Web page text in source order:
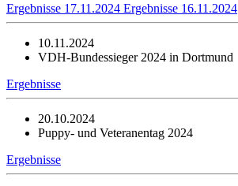
Ergebnisse 17.11.2024 Ergebnisse 16.11.2024
10.11.2024
VDH-Bundessieger 2024 in Dortmund
Ergebnisse
20.10.2024
Puppy- und Veteranentag 2024
Ergebnisse